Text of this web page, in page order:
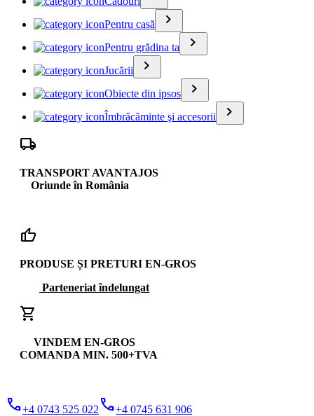
Pentru casă keyboard_arrow_right
Pentru grădina ta keyboard_arrow_right
Jucării keyboard_arrow_right
Obiecte din ipsos keyboard_arrow_right
Îmbrăcăminte şi accesorii
keyboard_arrow_right
local_shipping
TRANSPORT AVANTAJOS
Oriunde în România
thumb_up
PRODUSE ȘI PRETURI EN-GROS
Parteneriat îndelungat
shopping_cart
VINDEM EN-GROS
COMANDA MIN. 500+TVA
phone+4 0743 525 022 phone+4 0745 631 906